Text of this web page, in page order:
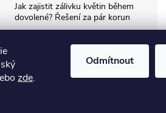
zde.
Odmítnout
Jak zajistit zálivku květin během
dovolené? Řešení za pár korun
záda při zalévání